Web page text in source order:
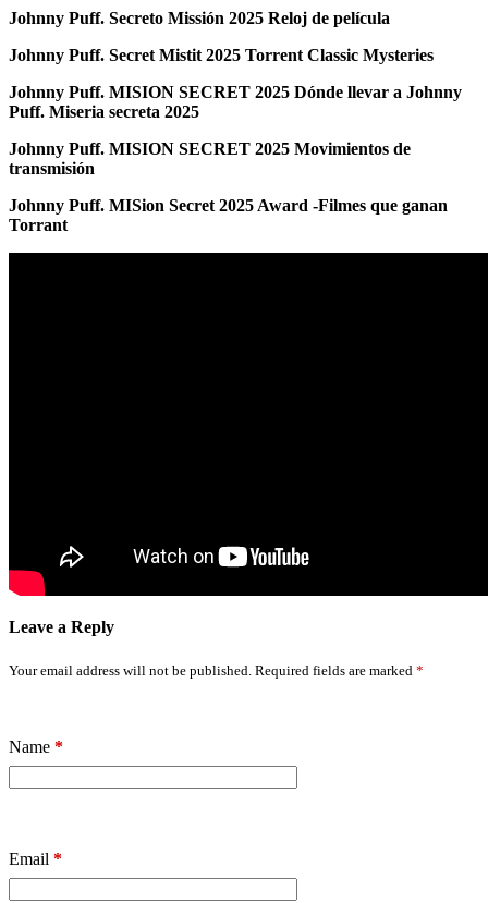
Johnny Puff. Secreto Missión 2025 Reloj de película
Johnny Puff. Secret Mistit 2025 Torrent Classic Mysteries
Johnny Puff. MISION SECRET 2025 Dónde llevar a Johnny
Puff. Miseria secreta 2025
Johnny Puff. MISION SECRET 2025 Movimientos de
transmisión
Johnny Puff. MISion Secret 2025 Award -Filmes que ganan
Torrant
Leave a Reply
Your email address will not be published. Required fields are marked *
Name *
Email *